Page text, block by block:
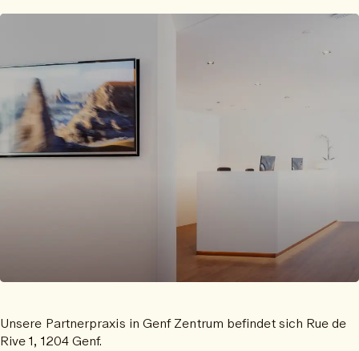
Unsere Partnerpraxis in Genf Zentrum befindet sich Rue de
Rive 1, 1204 Genf.